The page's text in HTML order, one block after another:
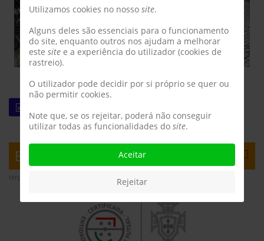
ESCOLA DE FUTSAL 2 ESTRELAS
terça-feira, 30 maio 2023 19:14
Utilizamos cookies no nosso site.
Alguns deles são essenciais para o funcionamento
do site, enquanto outros nos ajudam a melhorar
este site e a experiência do utilizador (cookies de
rastreio).
O utilizador pode decidir por si próprio se quer ou
não permitir cookies.
Note que, se os rejeitar, poderá não conseguir
utilizar todas as funcionalidades do site.
Aceitar
Rejeitar